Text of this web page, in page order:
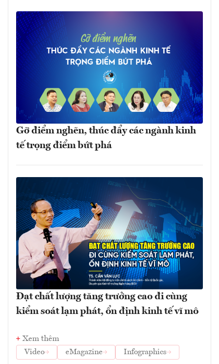
Gỡ điểm nghẽn, thúc đẩy các ngành kinh
tế trọng điểm bứt phá
Đạt chất lượng tăng trưởng cao đi cùng
kiểm soát lạm phát, ổn định kinh tế vĩ mô
Xem thêm
Video
eMagazine Infographics